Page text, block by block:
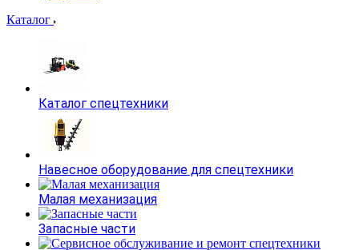
Каталог
Каталог спецтехники
Навесное оборудование для спецтехники
Малая механизация
Запасные части